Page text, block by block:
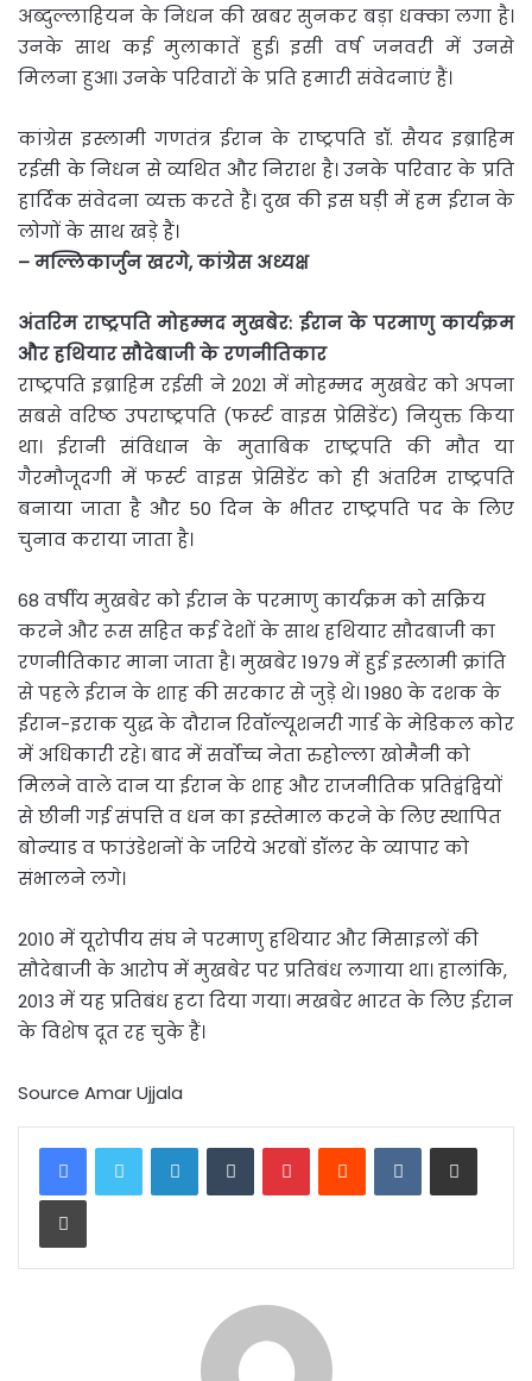
अब्दुल्लाहियन के निधन की खबर सुनकर बड़ा धक्का लगा है।
उनके साथ कई मुलाकातें हुई। इसी वर्ष जनवरी में उनसे
मिलना हुआ। उनके परिवारों के प्रति हमारी संवेदनाएं हैं।
कांग्रेस इस्लामी गणतंत्र ईरान के राष्ट्रपति डॉ. सैयद इब्राहिम
रईसी के निधन से व्यथित और निराश है। उनके परिवार के प्रति
हार्दिक संवेदना व्यक्त करते हैं। दुख की इस घड़ी में हम ईरान के
लोगों के साथ खड़े हैं।
– मल्लिकार्जुन खरगे, कांग्रेस अध्यक्ष
अंतरिम राष्ट्रपति मोहम्मद मुखबेर: ईरान के परमाणु कार्यक्रम
और हथियार सौदेबाजी के रणनीतिकार
राष्ट्रपति इब्राहिम रईसी ने 2021 में मोहम्मद मुखबेर को अपना
सबसे वरिष्ठ उपराष्ट्रपति (फर्स्ट वाइस प्रेसिडेंट) नियुक्त किया
था। ईरानी संविधान के मुताबिक राष्ट्रपति की मौत या
गैरमौजूदगी में फर्स्ट वाइस प्रेसिडेंट को ही अंतरिम राष्ट्रपति
बनाया जाता है और 50 दिन के भीतर राष्ट्रपति पद के लिए
चुनाव कराया जाता है।
68 वर्षीय मुखबेर को ईरान के परमाणु कार्यक्रम को सक्रिय
करने और रूस सहित कई देशों के साथ हथियार सौदबाजी का
रणनीतिकार माना जाता है। मुखबेर 1979 में हुई इस्लामी क्रांति
से पहले ईरान के शाह की सरकार से जुड़े थे। 1980 के दशक के
ईरान-इराक युद्ध के दौरान रिवॉल्यूशनरी गार्ड के मेडिकल कोर
में अधिकारी रहे। बाद में सर्वोच्च नेता रुहोल्ला खोमैनी को
मिलने वाले दान या ईरान के शाह और राजनीतिक प्रतिद्वंद्वियों
से छीनी गई संपत्ति व धन का इस्तेमाल करने के लिए स्थापित
बोन्याड व फाउंडेशनों के जरिये अरबों डॉलर के व्यापार को
संभालने लगे।
2010 में यूरोपीय संघ ने परमाणु हथियार और मिसाइलों की
सौदेबाजी के आरोप में मुखबेर पर प्रतिबंध लगाया था। हालांकि,
2013 में यह प्रतिबंध हटा दिया गया। मखबेर भारत के लिए ईरान
के विशेष दूत रह चुके हैं।
Source Amar Ujjala
LinkedInTumblrPinterestReddit VKontakteShare via Email
Print